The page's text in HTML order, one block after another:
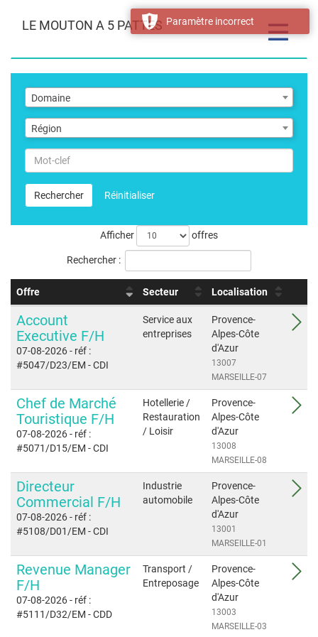
Toggle
LE MOUTON A 5 PATTES
Domaine
Domaine
Région
Région
Mot-
clef
Rechercher Réinitialiser
Afficher offres
Rechercher :
Offre Secteur Localisation
Account
Executive F/H
07-08-2026- réf :
#5047/D23/EM - CDI
Service aux
entreprises
Provence-
Alpes-Côte
d'Azur
13007
MARSEILLE-07
Chef de Marché
Touristique F/H
07-08-2026- réf :
#5071/D15/EM - CDI
Hotellerie /
Restauration
/ Loisir
Provence-
Alpes-Côte
d'Azur
13008
MARSEILLE-08
Directeur
Commercial F/H
07-08-2026- réf :
#5108/D01/EM - CDI
Industrie
automobile
Provence-
Alpes-Côte
d'Azur
13001
MARSEILLE-01
Revenue Manager
F/H
07-08-2026- réf :
#5111/D32/EM - CDD
Transport /
Entreposage
Provence-
Alpes-Côte
d'Azur
13003
MARSEILLE-03
Paramètre incorrect